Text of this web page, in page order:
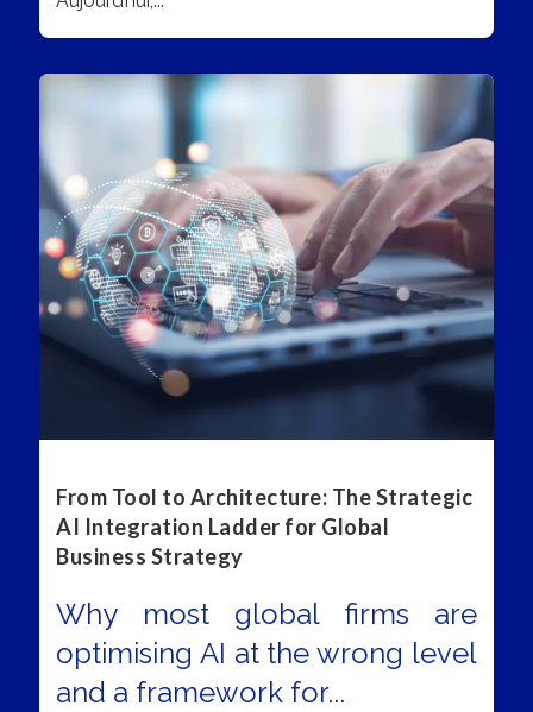
From Tool to Architecture: The Strategic
AI Integration Ladder for Global
Business Strategy
Why most global firms are
optimising AI at the wrong level
and a framework for...